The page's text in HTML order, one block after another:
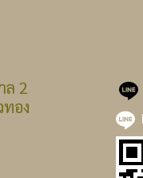
ล 2
อง